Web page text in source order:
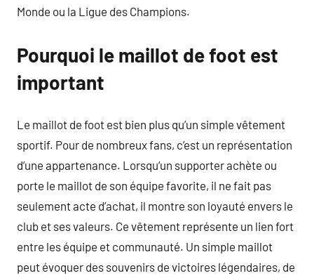
Monde ou la Ligue des Champions.
Pourquoi le maillot de foot est
important
Le maillot de foot est bien plus qu’un simple vêtement
sportif. Pour de nombreux fans, c’est un représentation
d’une appartenance. Lorsqu’un supporter achète ou
porte le maillot de son équipe favorite, il ne fait pas
seulement acte d’achat, il montre son loyauté envers le
club et ses valeurs. Ce vêtement représente un lien fort
entre les équipe et communauté. Un simple maillot
peut évoquer des souvenirs de victoires légendaires, de